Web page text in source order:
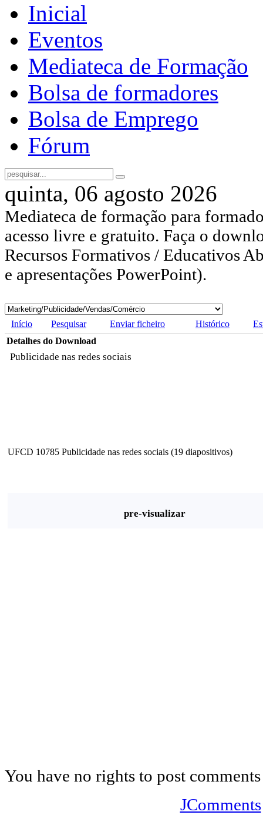
Inicial
Eventos
Mediateca de Formação
Bolsa de formadores
Bolsa de Emprego
Fórum
quinta, 06 agosto 2026
Mediateca de formação para
acesso livre e gratuito. Faça o
Recursos Formativos / Educativos
e apresentações PowerPoint).
Início Pesquisar Enviar ficheiro Histórico
Detalhes do Download
Publicidade nas redes sociais
UFCD 10785 Publicidade nas redes sociais (19 diapositivos)
pre-visualizar
You have no rights to post comments
JComments